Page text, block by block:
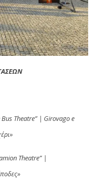
Theatre” | Girovago e
Theatre” |